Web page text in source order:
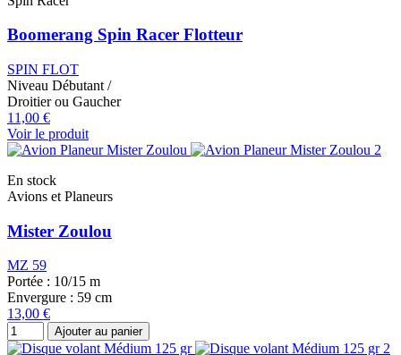
Boomerang Spin Racer Flotteur
SPIN FLOT
Niveau Débutant /
Droitier ou Gaucher
11,00 €
Voir le produit
En stock
Avions et Planeurs
Mister Zoulou
MZ 59
Portée : 10/15 m
Envergure : 59 cm
13,00 €
Ajouter au panier